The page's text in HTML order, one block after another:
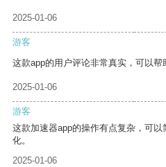
2025-01-06
游客
这款app的用户评论非常真实，可以帮
2025-01-06
游客
这款加速器app的操作有点复杂，可
化。
2025-01-06